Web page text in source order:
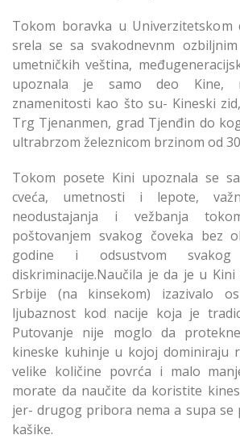
Tokom boravka u Univerzitetskom
srela se sa svakodnevnm
umetničkih veština,
upoznala je samo deo Kine,
znamenitosti kao što su- Kineski
Trg Tjenanmen, grad Tjenđin do
ultrabrzom železnicom brzinom od
Tokom posete Kini upoznala se
cveća, umetnosti i lepote,
neodustajanja i vežbanja
poštovanjem svakog čoveka bez
godine i odsustvom
diskriminacije.Naučila je da je u
Srbije (na kinsekom) izazivalo
ljubaznost kod nacije koja je
Putovanje nije moglo da
kineske kuhinje u kojoj dominiraju
velike količine povrća i malo
morate da naučite da koristite
jer- drugog pribora nema a supa se
kašike.